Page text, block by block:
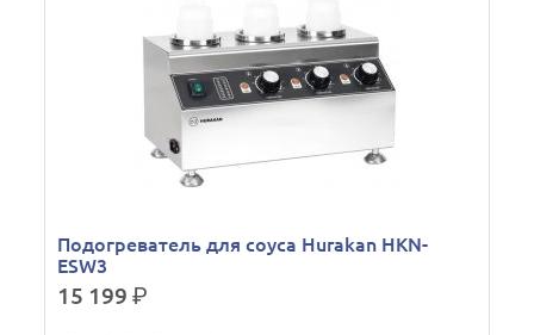
Подогреватель для соуса Hurakan HKN-
ESW3
15 199р.